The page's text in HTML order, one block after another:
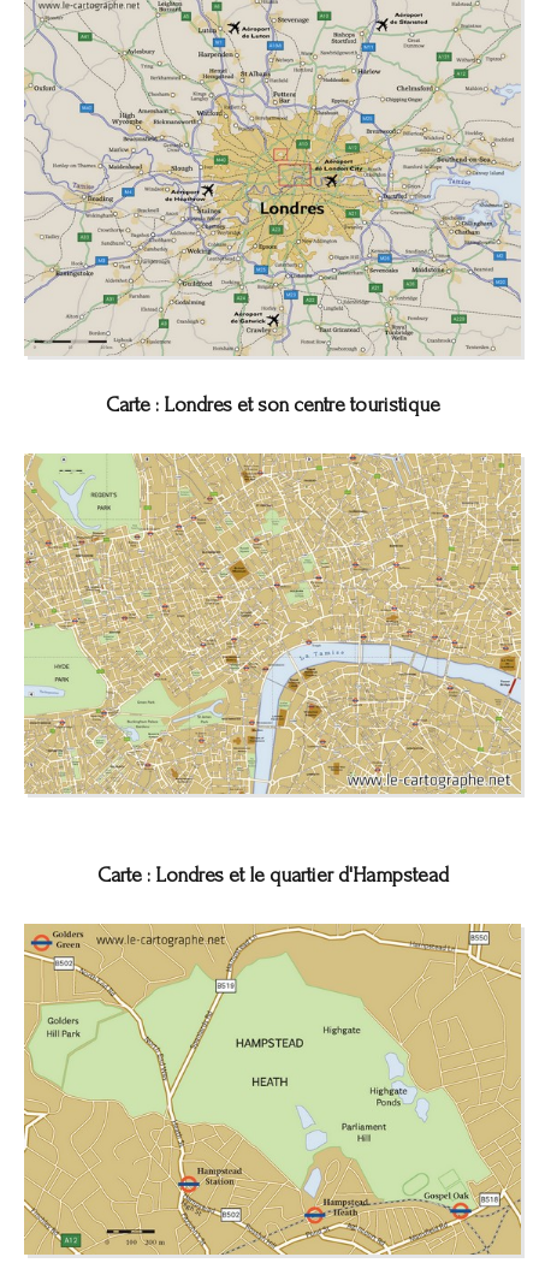
Carte : Londres et son centre touristique
Carte : Londres et le quartier d'Hampstead